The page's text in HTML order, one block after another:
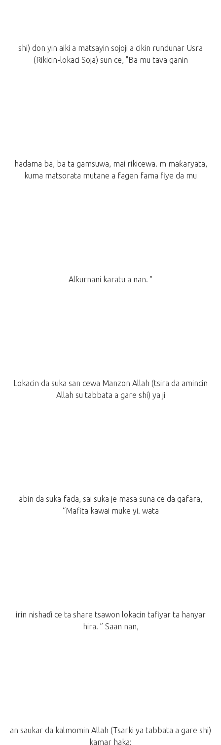
shi) don yin aiki a matsayin sojoji a cikin rundunar Usra
(Rikicin-lokaci Soja) sun ce, "Ba mu tava ganin
hadama ba, ba ta gamsuwa, mai rikicewa. m maƙaryata,
kuma matsorata mutane a fagen fama fiye da mu
Alƙurnani karatu a nan. "
Lokacin da suka san cewa Manzon Allah (tsira da amincin
Allah su tabbata a gare shi) ya ji
abin da suka fada, sai suka je masa suna ce da gafara,
“Mafita kawai muke yi. wata
irin nishaɗi ce ta share tsawon lokacin tafiyar ta hanyar
hira. ” Saan nan,
an saukar da kalmomin Allah (Tsarki ya tabbata a gare shi)
kamar haka: